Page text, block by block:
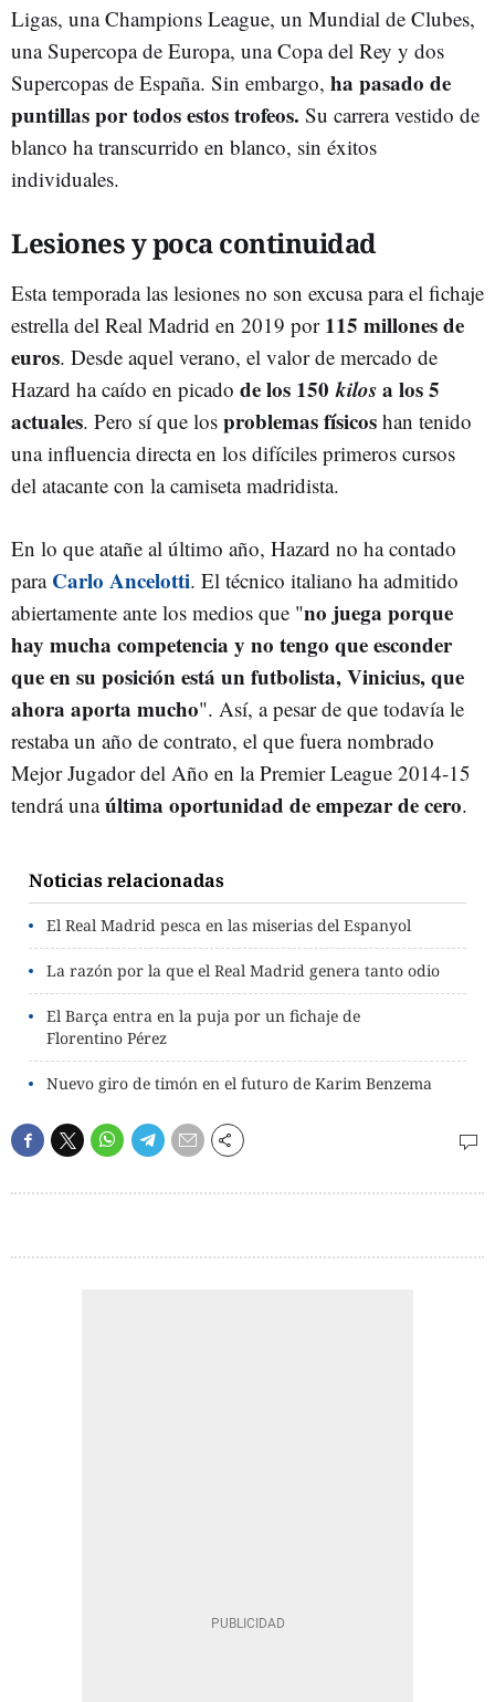
Ligas, una Champions League, un Mundial de Clubes,
una Supercopa de Europa, una Copa del Rey y dos
Supercopas de España. Sin embargo, ha pasado de
puntillas por todos estos trofeos. Su carrera vestido de
blanco ha transcurrido en blanco, sin éxitos
individuales.
Lesiones y poca continuidad
Esta temporada las lesiones no son excusa para el fichaje
estrella del Real Madrid en 2019 por 115 millones de
euros. Desde aquel verano, el valor de mercado de
Hazard ha caído en picado de los 150kilosa los 5
actuales. Pero sí que los problemas físicos han tenido
una influencia directa en los difíciles primeros cursos
del atacante con la camiseta madridista.
En lo que atañe al último año, Hazard no ha contado
para Carlo Ancelotti. El técnico italiano ha admitido
abiertamente ante los medios que "no juega porque
hay mucha competencia y no tengo que esconder
que en su posición está un futbolista, Vinicius, que
ahora aporta mucho". Así, a pesar de que todavía le
restaba un año de contrato, el que fuera nombrado
Mejor Jugador del Año en la Premier League 2014-15
tendrá unaúltima oportunidad de empezar de cero.
Noticias relacionadas
El Real Madrid pesca en las miserias del Espanyol
La razón por la que el Real Madrid genera tanto odio
El Barça entra en la puja por un fichaje de
Florentino Pérez
Nuevo giro de timón en el futuro de Karim Benzema